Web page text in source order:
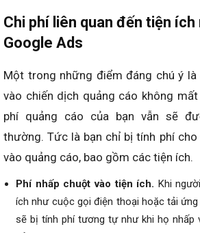
Chi phí liên quan đến tiện ích
Google Ads
Một trong những điểm đáng chú ý
vào chiến dịch quảng cáo không mất
phí quảng cáo của bạn vẫn sẽ
thường. Tức là bạn chỉ bị tính phí
vào quảng cáo, bao gồm các tiện ích.
Phí nhấp chuột vào tiện ích. Khi
ích như cuộc gọi điện thoại hoặc tải
sẽ bị tính phí tương tự như khi họ nhấp